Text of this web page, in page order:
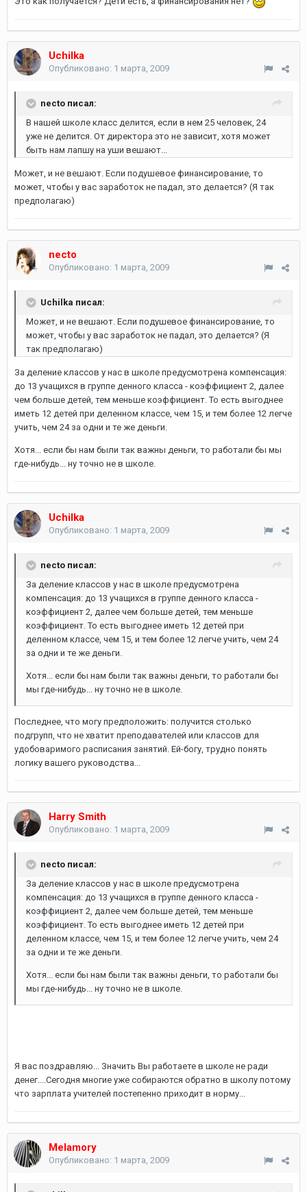
Uchilka
Опубликовано: 1 марта, 2009
necto писал:
В нашей школе класс делится, если в нем 25 человек, 24
уже не делится. От директора это не зависит, хотя может
быть нам лапшу на уши вешают...
Может, и не вешают. Если подушевое финансирование, то
может, чтобы у вас заработок не падал, это делается? (Я так
предполагаю)
necto
Опубликовано: 1 марта, 2009
Uchilka писал:
Может, и не вешают. Если подушевое финансирование, то
может, чтобы у вас заработок не падал, это делается? (Я
так предполагаю)
За деление классов у нас в школе предусмотрена компенсация:
до 13 учащихся в группе денного класса - коэффициент 2, далее
чем больше детей, тем меньше коэффициент. То есть выгоднее
иметь 12 детей при деленном классе, чем 15, и тем более 12 легче
учить, чем 24 за одни и те же деньги.
Хотя... если бы нам были так важны деньги, то работали бы мы
где-нибудь... ну точно не в школе.
Uchilka
Опубликовано: 1 марта, 2009
necto писал:
За деление классов у нас в школе предусмотрена
компенсация: до 13 учащихся в группе денного класса -
коэффициент 2, далее чем больше детей, тем меньше
коэффициент. То есть выгоднее иметь 12 детей при
деленном классе, чем 15, и тем более 12 легче учить, чем 24
за одни и те же деньги.
Хотя... если бы нам были так важны деньги, то работали бы
мы где-нибудь... ну точно не в школе.
Последнее, что могу предположить: получится столько
подгрупп, что не хватит преподавателей или классов для
удобоваримого расписания занятий. Ей-богу, трудно понять
логику вашего руководства...
Harry Smith
Опубликовано: 1 марта, 2009
necto писал:
За деление классов у нас в школе предусмотрена
компенсация: до 13 учащихся в группе денного класса -
коэффициент 2, далее чем больше детей, тем меньше
коэффициент. То есть выгоднее иметь 12 детей при
деленном классе, чем 15, и тем более 12 легче учить, чем 24
за одни и те же деньги.
Хотя... если бы нам были так важны деньги, то работали бы
мы где-нибудь... ну точно не в школе.
Я вас поздравляю... Значить Вы работаете в школе не ради
денег....Сегодня многие уже собираются обратно в школу потому
что зарплата учителей постепенно приходит в норму...
Melamory
Опубликовано: 1 марта, 2009